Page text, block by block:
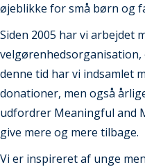
øjeblikke for små børn og
Siden 2005 har vi arbejdet
denne tid har vi indsamlet
donationer, men også
udfordrer Meaningful and
give mere og mere tilbage.
Vi er inspireret af unge